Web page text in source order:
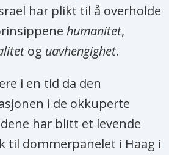
har plikt til å overholde
humanitet,
og uavhengighet.
i en tid da den
i de okkuperte
har blitt et levende
til dommerpanelet i Haag i